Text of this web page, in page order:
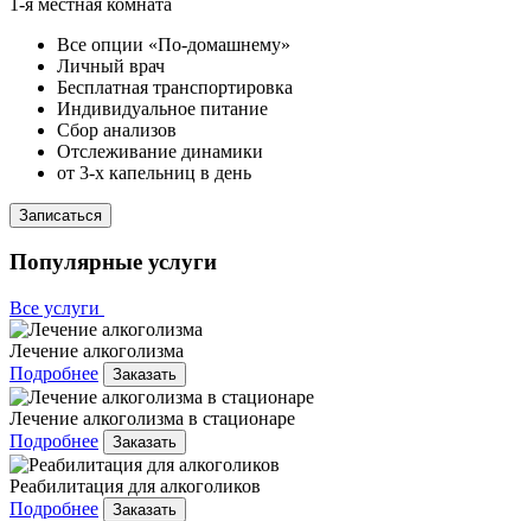
Все опции «По-домашнему»
Личный врач
Бесплатная транспортировка
Индивидуальное питание
Сбор анализов
Отслеживание динамики
от 3-х капельниц в день
Записаться
Популярные услуги
Все услуги
Лечение алкоголизма
Подробнее
Заказать
Лечение алкоголизма в стационаре
Подробнее
Заказать
Реабилитация для алкоголиков
Подробнее
Заказать